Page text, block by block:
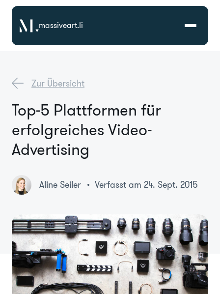
massiveart.li
Referenzen
Branchen
Karriere
Über Uns
Zur Übersicht
Top-5 Plattformen für
erfolgreiches Video-
Advertising
Aline Seiler Verfasst am 24. Sept. 2015